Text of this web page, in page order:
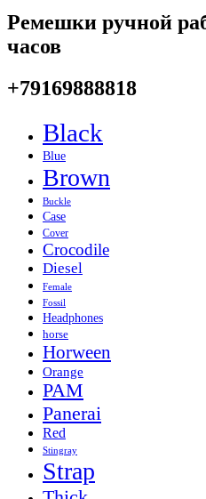
Ремешки ручной
часов
+79169888818
Black
Blue
Brown
Buckle
Case
Cover
Crocodile
Diesel
Female
Fossil
Headphones
horse
Horween
Orange
PAM
Panerai
Red
Stingray
Strap